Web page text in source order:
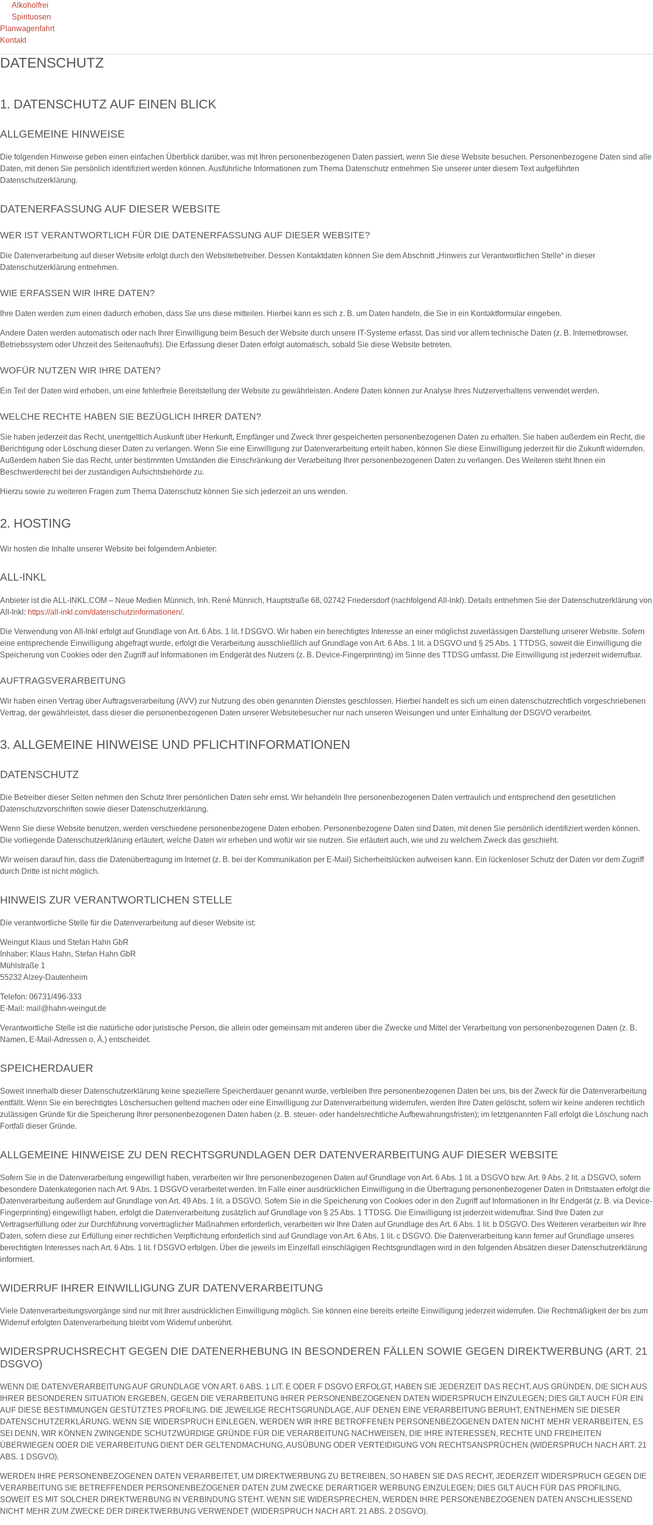
Alkoholfrei
Spirituosen
Planwagenfahrt
Kontakt
DATENSCHUTZ
1. DATENSCHUTZ AUF EINEN BLICK
ALLGEMEINE HINWEISE
Die folgenden Hinweise geben einen einfachen Überblick darüber, was mit Ihren personenbezogenen Daten passiert, wenn Sie diese Website besuchen. Personenbezogene Daten sind alle
Daten, mit denen Sie persönlich identifiziert werden können. Ausführliche Informationen zum Thema Datenschutz entnehmen Sie unserer unter diesem Text aufgeführten
Datenschutzerklärung.
DATENERFASSUNG AUF DIESER WEBSITE
WER IST VERANTWORTLICH FÜR DIE DATENERFASSUNG AUF DIESER WEBSITE?
Die Datenverarbeitung auf dieser Website erfolgt durch den Websitebetreiber. Dessen Kontaktdaten können Sie dem Abschnitt „Hinweis zur Verantwortlichen Stelle“ in dieser
Datenschutzerklärung entnehmen.
WIE ERFASSEN WIR IHRE DATEN?
Ihre Daten werden zum einen dadurch erhoben, dass Sie uns diese mitteilen. Hierbei kann es sich z. B. um Daten handeln, die Sie in ein Kontaktformular eingeben.
Andere Daten werden automatisch oder nach Ihrer Einwilligung beim Besuch der Website durch unsere IT-Systeme erfasst. Das sind vor allem technische Daten (z. B. Internetbrowser,
Betriebssystem oder Uhrzeit des Seitenaufrufs). Die Erfassung dieser Daten erfolgt automatisch, sobald Sie diese Website betreten.
WOFÜR NUTZEN WIR IHRE DATEN?
Ein Teil der Daten wird erhoben, um eine fehlerfreie Bereitstellung der Website zu gewährleisten. Andere Daten können zur Analyse Ihres Nutzerverhaltens verwendet werden.
WELCHE RECHTE HABEN SIE BEZÜGLICH IHRER DATEN?
Sie haben jederzeit das Recht, unentgeltlich Auskunft über Herkunft, Empfänger und Zweck Ihrer gespeicherten personenbezogenen Daten zu erhalten. Sie haben außerdem ein Recht, die
Berichtigung oder Löschung dieser Daten zu verlangen. Wenn Sie eine Einwilligung zur Datenverarbeitung erteilt haben, können Sie diese Einwilligung jederzeit für die Zukunft widerrufen.
Außerdem haben Sie das Recht, unter bestimmten Umständen die Einschränkung der Verarbeitung Ihrer personenbezogenen Daten zu verlangen. Des Weiteren steht Ihnen ein
Beschwerderecht bei der zuständigen Aufsichtsbehörde zu.
Hierzu sowie zu weiteren Fragen zum Thema Datenschutz können Sie sich jederzeit an uns wenden.
2. HOSTING
Wir hosten die Inhalte unserer Website bei folgendem Anbieter:
ALL-INKL
Anbieter ist die ALL-INKL.COM – Neue Medien Münnich, Inh. René Münnich, Hauptstraße 68, 02742 Friedersdorf (nachfolgend All-Inkl). Details entnehmen Sie der Datenschutzerklärung von
All-Inkl: https://all-inkl.com/datenschutzinformationen/.
Die Verwendung von All-Inkl erfolgt auf Grundlage von Art. 6 Abs. 1 lit. f DSGVO. Wir haben ein berechtigtes Interesse an einer möglichst zuverlässigen Darstellung unserer Website. Sofern
eine entsprechende Einwilligung abgefragt wurde, erfolgt die Verarbeitung ausschließlich auf Grundlage von Art. 6 Abs. 1 lit. a DSGVO und § 25 Abs. 1 TTDSG, soweit die Einwilligung die
Speicherung von Cookies oder den Zugriff auf Informationen im Endgerät des Nutzers (z. B. Device-Fingerprinting) im Sinne des TTDSG umfasst. Die Einwilligung ist jederzeit widerrufbar.
AUFTRAGSVERARBEITUNG
Wir haben einen Vertrag über Auftragsverarbeitung (AVV) zur Nutzung des oben genannten Dienstes geschlossen. Hierbei handelt es sich um einen datenschutzrechtlich vorgeschriebenen
Vertrag, der gewährleistet, dass dieser die personenbezogenen Daten unserer Websitebesucher nur nach unseren Weisungen und unter Einhaltung der DSGVO verarbeitet.
3. ALLGEMEINE HINWEISE UND PFLICHT­INFORMATIONEN
DATENSCHUTZ
Die Betreiber dieser Seiten nehmen den Schutz Ihrer persönlichen Daten sehr ernst. Wir behandeln Ihre personenbezogenen Daten vertraulich und entsprechend den gesetzlichen
Datenschutzvorschriften sowie dieser Datenschutzerklärung.
Wenn Sie diese Website benutzen, werden verschiedene personenbezogene Daten erhoben. Personenbezogene Daten sind Daten, mit denen Sie persönlich identifiziert werden können.
Die vorliegende Datenschutzerklärung erläutert, welche Daten wir erheben und wofür wir sie nutzen. Sie erläutert auch, wie und zu welchem Zweck das geschieht.
Wir weisen darauf hin, dass die Datenübertragung im Internet (z. B. bei der Kommunikation per E-Mail) Sicherheitslücken aufweisen kann. Ein lückenloser Schutz der Daten vor dem Zugriff
durch Dritte ist nicht möglich.
HINWEIS ZUR VERANTWORTLICHEN STELLE
Die verantwortliche Stelle für die Datenverarbeitung auf dieser Website ist:
Weingut Klaus und Stefan Hahn GbR
Inhaber: Klaus Hahn, Stefan Hahn GbR
Mühlstraße 1
55232 Alzey-Dautenheim
Telefon: 06731/496-333
E-Mail: mail@hahn-weingut.de
Verantwortliche Stelle ist die natürliche oder juristische Person, die allein oder gemeinsam mit anderen über die Zwecke und Mittel der Verarbeitung von personenbezogenen Daten (z. B.
Namen, E-Mail-Adressen o. Ä.) entscheidet.
SPEICHERDAUER
Soweit innerhalb dieser Datenschutzerklärung keine speziellere Speicherdauer genannt wurde, verbleiben Ihre personenbezogenen Daten bei uns, bis der Zweck für die Datenverarbeitung
entfällt. Wenn Sie ein berechtigtes Löschersuchen geltend machen oder eine Einwilligung zur Datenverarbeitung widerrufen, werden Ihre Daten gelöscht, sofern wir keine anderen rechtlich
zulässigen Gründe für die Speicherung Ihrer personenbezogenen Daten haben (z. B. steuer- oder handelsrechtliche Aufbewahrungsfristen); im letztgenannten Fall erfolgt die Löschung nach
Fortfall dieser Gründe.
ALLGEMEINE HINWEISE ZU DEN RECHTSGRUNDLAGEN DER DATENVERARBEITUNG AUF DIESER WEBSITE
Sofern Sie in die Datenverarbeitung eingewilligt haben, verarbeiten wir Ihre personenbezogenen Daten auf Grundlage von Art. 6 Abs. 1 lit. a DSGVO bzw. Art. 9 Abs. 2 lit. a DSGVO, sofern
besondere Datenkategorien nach Art. 9 Abs. 1 DSGVO verarbeitet werden. Im Falle einer ausdrücklichen Einwilligung in die Übertragung personenbezogener Daten in Drittstaaten erfolgt die
Datenverarbeitung außerdem auf Grundlage von Art. 49 Abs. 1 lit. a DSGVO. Sofern Sie in die Speicherung von Cookies oder in den Zugriff auf Informationen in Ihr Endgerät (z. B. via Device-
Fingerprinting) eingewilligt haben, erfolgt die Datenverarbeitung zusätzlich auf Grundlage von § 25 Abs. 1 TTDSG. Die Einwilligung ist jederzeit widerrufbar. Sind Ihre Daten zur
Vertragserfüllung oder zur Durchführung vorvertraglicher Maßnahmen erforderlich, verarbeiten wir Ihre Daten auf Grundlage des Art. 6 Abs. 1 lit. b DSGVO. Des Weiteren verarbeiten wir Ihre
Daten, sofern diese zur Erfüllung einer rechtlichen Verpflichtung erforderlich sind auf Grundlage von Art. 6 Abs. 1 lit. c DSGVO. Die Datenverarbeitung kann ferner auf Grundlage unseres
berechtigten Interesses nach Art. 6 Abs. 1 lit. f DSGVO erfolgen. Über die jeweils im Einzelfall einschlägigen Rechtsgrundlagen wird in den folgenden Absätzen dieser Datenschutzerklärung
informiert.
WIDERRUF IHRER EINWILLIGUNG ZUR DATENVERARBEITUNG
Viele Datenverarbeitungsvorgänge sind nur mit Ihrer ausdrücklichen Einwilligung möglich. Sie können eine bereits erteilte Einwilligung jederzeit widerrufen. Die Rechtmäßigkeit der bis zum
Widerruf erfolgten Datenverarbeitung bleibt vom Widerruf unberührt.
WIDERSPRUCHSRECHT GEGEN DIE DATENERHEBUNG IN BESONDEREN FÄLLEN SOWIE GEGEN DIREKTWERBUNG (ART. 21
DSGVO)
WENN DIE DATENVERARBEITUNG AUF GRUNDLAGE VON ART. 6 ABS. 1 LIT. E ODER F DSGVO ERFOLGT, HABEN SIE JEDERZEIT DAS RECHT, AUS GRÜNDEN, DIE SICH AUS
IHRER BESONDEREN SITUATION ERGEBEN, GEGEN DIE VERARBEITUNG IHRER PERSONENBEZOGENEN DATEN WIDERSPRUCH EINZULEGEN; DIES GILT AUCH FÜR EIN
AUF DIESE BESTIMMUNGEN GESTÜTZTES PROFILING. DIE JEWEILIGE RECHTSGRUNDLAGE, AUF DENEN EINE VERARBEITUNG BERUHT, ENTNEHMEN SIE DIESER
DATENSCHUTZERKLÄRUNG. WENN SIE WIDERSPRUCH EINLEGEN, WERDEN WIR IHRE BETROFFENEN PERSONENBEZOGENEN DATEN NICHT MEHR VERARBEITEN, ES
SEI DENN, WIR KÖNNEN ZWINGENDE SCHUTZWÜRDIGE GRÜNDE FÜR DIE VERARBEITUNG NACHWEISEN, DIE IHRE INTERESSEN, RECHTE UND FREIHEITEN
ÜBERWIEGEN ODER DIE VERARBEITUNG DIENT DER GELTENDMACHUNG, AUSÜBUNG ODER VERTEIDIGUNG VON RECHTSANSPRÜCHEN (WIDERSPRUCH NACH ART. 21
ABS. 1 DSGVO).
WERDEN IHRE PERSONENBEZOGENEN DATEN VERARBEITET, UM DIREKTWERBUNG ZU BETREIBEN, SO HABEN SIE DAS RECHT, JEDERZEIT WIDERSPRUCH GEGEN DIE
VERARBEITUNG SIE BETREFFENDER PERSONENBEZOGENER DATEN ZUM ZWECKE DERARTIGER WERBUNG EINZULEGEN; DIES GILT AUCH FÜR DAS PROFILING,
SOWEIT ES MIT SOLCHER DIREKTWERBUNG IN VERBINDUNG STEHT. WENN SIE WIDERSPRECHEN, WERDEN IHRE PERSONENBEZOGENEN DATEN ANSCHLIESSEND
NICHT MEHR ZUM ZWECKE DER DIREKTWERBUNG VERWENDET (WIDERSPRUCH NACH ART. 21 ABS. 2 DSGVO).